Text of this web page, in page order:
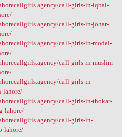
call-girls-in-iqbal-
call-girls-in-johar-
call-girls-in-model-
call-girls-in-muslim-
call-girls-in-
lahore/
call-girls-in-thokar-
lahore/
call-girls-in-
lahore/